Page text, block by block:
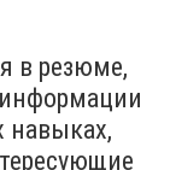
в резюме,
навыках,